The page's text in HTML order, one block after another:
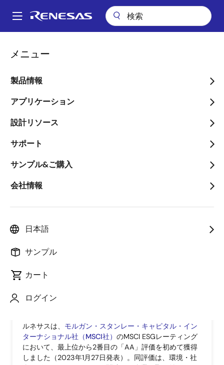
ン
Main
メニュー
製品情報
アプリケーション
設計リソース
サポート
サンプル&ご購入
会社情報
日本語
サンプル
カート
ログイン
パ
ン
く
ず
インデックス
MSCI ESGレーティングにおいて
画
像
ルネサスは、 モルガン・スタンレー・キャピタル・イン
ターナショナル社（MSCI社） のMSCI ESGレーティング
において、最上位から2番目の「AA」評価を初めて獲得
しました（2023年1月27日発表）。同評価は、環境・社